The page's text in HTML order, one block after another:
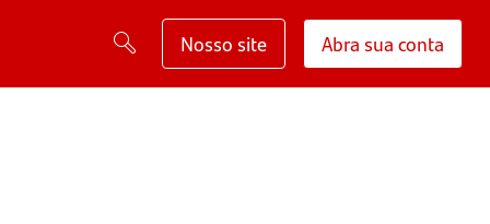
Nosso site Abra sua conta